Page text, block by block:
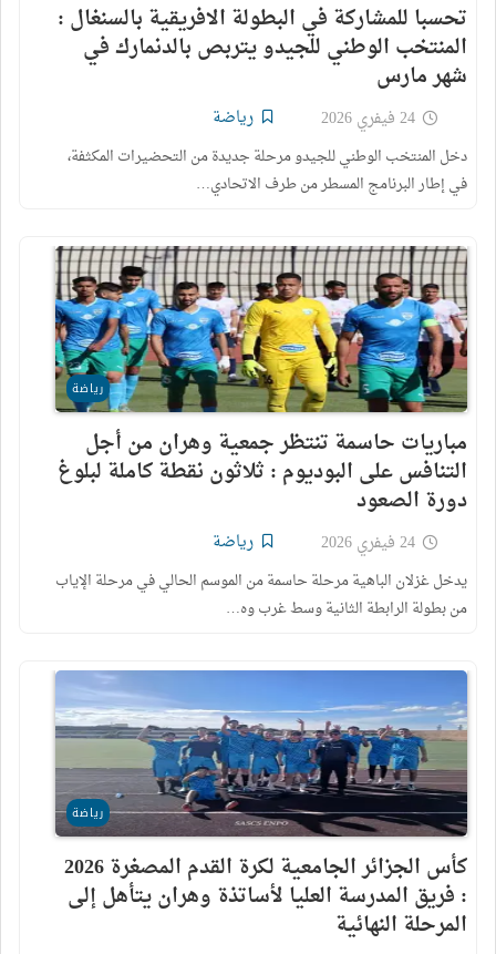
تحسبا للمشاركة في البطولة الافريقية بالسنغال :
المنتخب الوطني للجيدو يتربص بالدنمارك في
شهر مارس
24 فيفري 2026 رياضة
دخل المنتخب الوطني للجيدو مرحلة جديدة من التحضيرات المكثفة،
في إطار البرنامج المسطر من طرف الاتحادي…
رياضة
مباريات حاسمة تنتظر جمعية وهران من أجل
التنافس على البوديوم : ثلاثون نقطة كاملة لبلوغ
دورة الصعود
24 فيفري 2026 رياضة
يدخل غزلان الباهية مرحلة حاسمة من الموسم الحالي في مرحلة الإياب
من بطولة الرابطة الثانية وسط غرب وه…
رياضة
كأس الجزائر الجامعية لكرة القدم المصغرة 2026
: فريق المدرسة العليا لأساتذة وهران يتأهل إلى
المرحلة النهائية